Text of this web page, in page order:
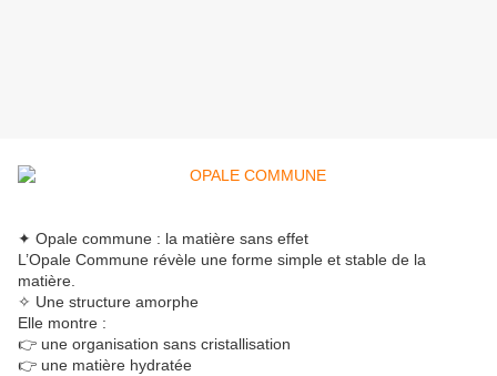
✦ Opale commune : la matière sans effet
L’Opale Commune révèle une forme simple et stable de la
matière.
✧ Une structure amorphe
Elle montre :
👉 une organisation sans cristallisation
👉 une matière hydratée